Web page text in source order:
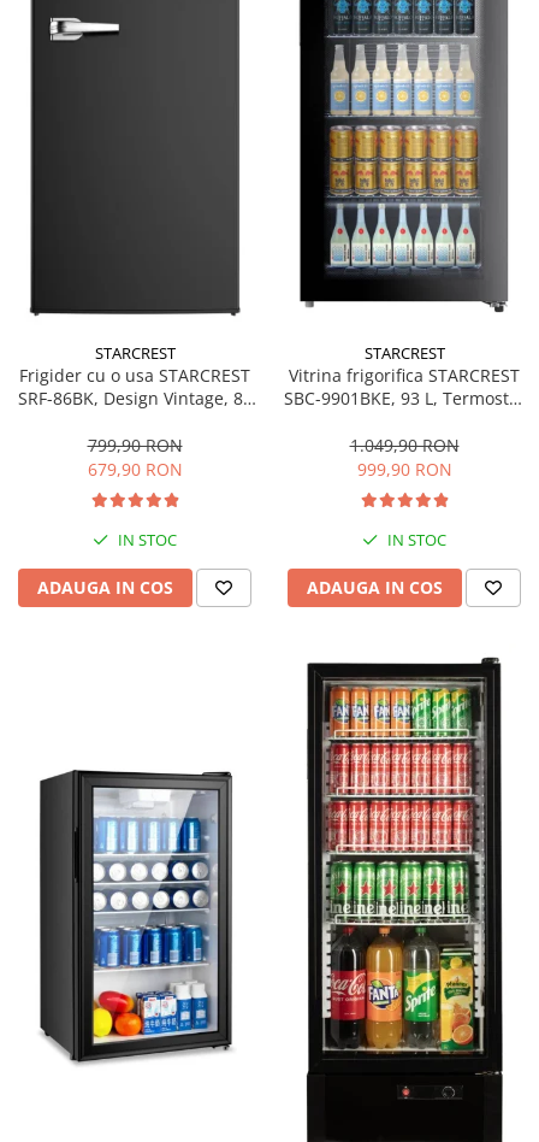
Uscatoare de par
STARCREST
Frigider cu o usa STARCREST
SRF-86BK, Design Vintage, 85
interioara, H 84 cm, Negru
799,90 RON
679,90 RON
IN STOC
ADAUGA IN COS
STARCREST
Vitrina frigorifica STARCREST
SBC-9901BKE, 93 L, Termostat
sticla, H 84.5 cm, Negru
1.049,90 RON
999,90 RON
IN STOC
ADAUGA IN COS